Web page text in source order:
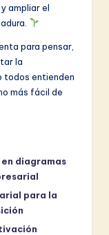
ampliar el
para pensar,
la
todos entienden
más fácil de
diagramas
para la